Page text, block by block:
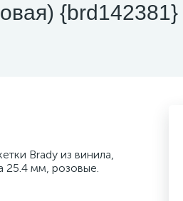
{brd142381}
Brady из винила,
25.4 мм, розовые.